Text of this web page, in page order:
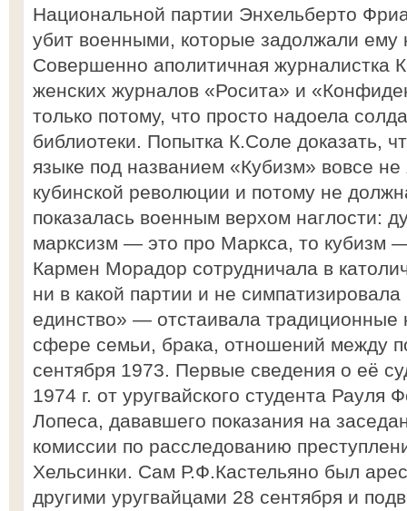
Национальной партии Энхельберто
убит военными, которые задолжали ему
Совершенно аполитичная журналистка
женских журналов «Росита» и
только потому, что просто надоела
библиотеки. Попытка К.Соле доказать,
языке под названием «Кубизм» вовсе не
кубинской революции и потому не
показалась военным верхом наглости:
марксизм — это про Маркса, то кубизм
Кармен Морадор сотрудничала в
ни в какой партии и не
единство» — отстаивала традиционные
сфере семьи, брака, отношений между
сентября 1973. Первые сведения о её
1974 г. от уругвайского студента Рауля
Лопеса, дававшего показания на
комиссии по расследованию
Хельсинки. Сам Р.Ф.Кастельяно был
другими уругвайцами 28 сентября и